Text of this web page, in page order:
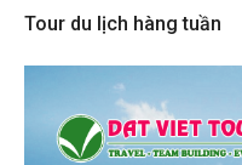
Tour du lịch hàng tuần